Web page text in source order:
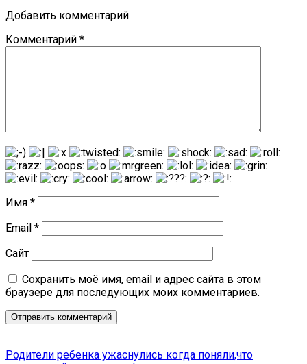
Добавить комментарий
Комментарий *
Имя *
Email *
Сайт
Сохранить моё имя, email и адрес сайта в этом
браузере для последующих моих комментариев.
Родители ребенка ужаснулись когда поняли,что